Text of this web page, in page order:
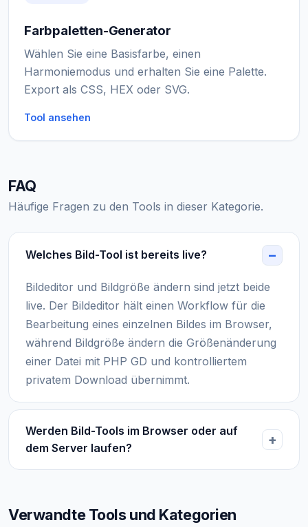
Farbpaletten-Generator
Wählen Sie eine Basisfarbe, einen
Harmoniemodus und erhalten Sie eine Palette.
Export als CSS, HEX oder SVG.
Tool ansehen
FAQ
Häufige Fragen zu den Tools in dieser Kategorie.
Welches Bild-Tool ist bereits live?
Bildeditor und Bildgröße ändern sind jetzt beide
live. Der Bildeditor hält einen Workflow für die
Bearbeitung eines einzelnen Bildes im Browser,
während Bildgröße ändern die Größenänderung
einer Datei mit PHP GD und kontrolliertem
privatem Download übernimmt.
Werden Bild-Tools im Browser oder auf
dem Server laufen?
Verwandte Tools und Kategorien